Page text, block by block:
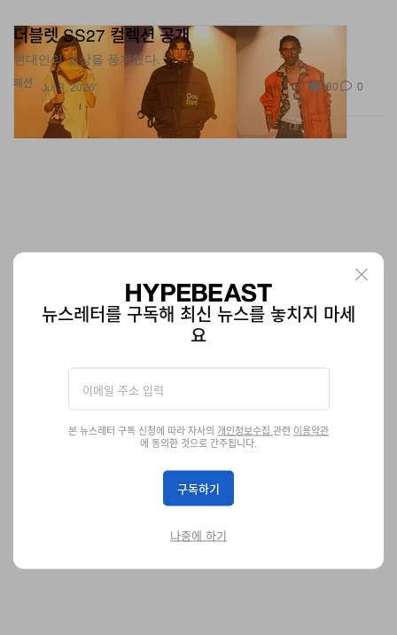
패션
현대인의 일상을 풍자했다.
Jul 3, 2026
40살 된 Fujifilm QuickSnap, 흑백 필름·방수 일회용
카메라 신모델 공개
2026년 가을 출시 예정.
2 출처들
뉴스레터를 구독해 최신 뉴스를 놓치지 마세
요
본 뉴스레터 구독 신청에 따라 자사의 개인정보수집 관련 이용약관
에 동의한 것으로 간주됩니다.
구독하기
나중에 하기